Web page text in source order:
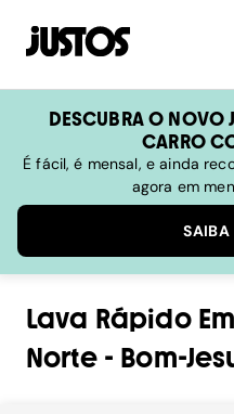
DESCUBRA O NOVO
CARRO
É fácil, é mensal, e ainda
agora em
SAIBA
Lava Rápido
Norte- Bom-